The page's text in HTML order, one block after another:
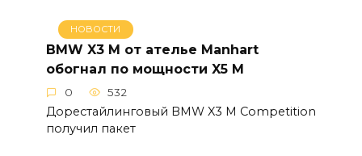
НОВОСТИ
BMW X3 M от ателье Manhart
обогнал по мощности X5 M
0 532
Дорестайлинговый BMW X3 M Competition
получил пакет